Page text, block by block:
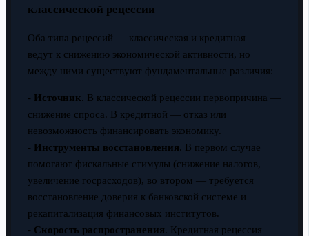
классической рецессии
Оба типа рецессий — классическая и кредитная —
ведут к снижению экономической активности, но
между ними существуют фундаментальные различия:
- Источник. В классической рецессии первопричина —
снижение спроса. В кредитной — отказ или
невозможность финансировать экономику.
- Инструменты восстановления. В первом случае
помогают фискальные стимулы (снижение налогов,
увеличение госрасходов), во втором — требуется
восстановление доверия к банковской системе и
рекапитализация финансовых институтов.
- Скорость распространения. Кредитная рецессия